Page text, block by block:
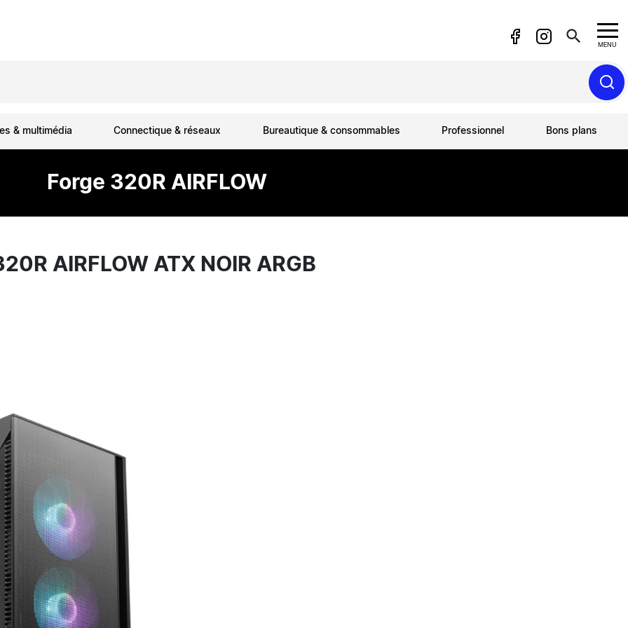
search MENU
& multimédia Connectique & réseaux Bureautique & consommables Professionnel Bons plans
Forge 320R AIRFLOW
AIRFLOW ATX NOIR ARGB